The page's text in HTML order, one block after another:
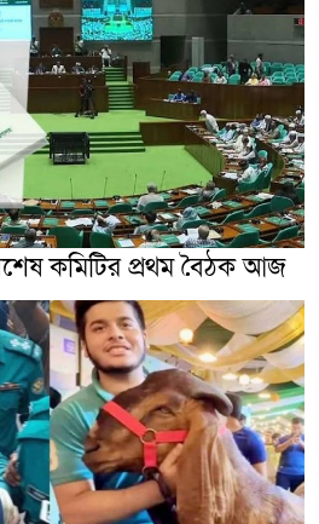
কমিটির প্রথম বৈঠক আজ